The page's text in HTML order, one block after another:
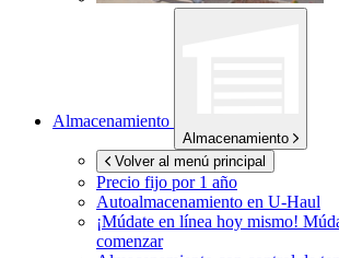
Almacenamiento
Almacenamiento
Volver al menú principal
Precio fijo por 1 año
Autoalmacenamiento en U-Haul
¡Múdate en línea hoy mismo!
comenzar